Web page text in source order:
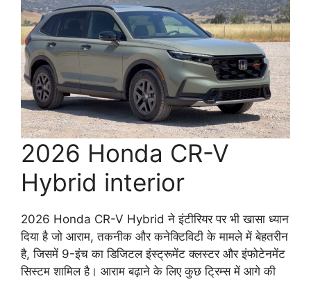
2026 Honda CR-V
Hybrid interior
2026 Honda CR-V Hybrid ने इंटीरियर पर भी खासा ध्यान
दिया है जो आराम, तकनीक और कनेक्टिविटी के मामले में बेहतरीन
है, जिसमें 9-इंच का डिजिटल इंस्ट्रूमेंट क्लस्टर और इंफोटेनमेंट
सिस्टम शामिल है। आराम बढ़ाने के लिए कुछ ट्रिम्स में आगे की